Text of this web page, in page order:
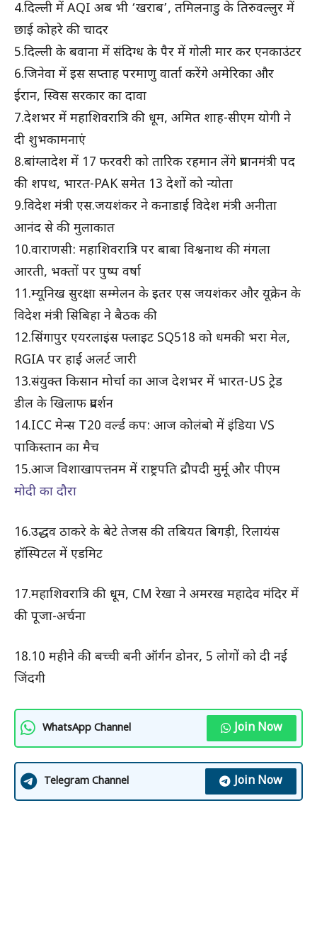
4.दिल्ली में AQI अब भी ‘खराब’, तमिलनाडु के तिरुवल्लुर में
छाई कोहरे की चादर
5.दिल्ली के बवाना में संदिग्ध के पैर में गोली मार कर एनकाउंटर
6.जिनेवा में इस सप्ताह परमाणु वार्ता करेंगे अमेरिका और
ईरान, स्विस सरकार का दावा
7.देशभर में महाशिवरात्रि की धूम, अमित शाह-सीएम योगी ने
दी शुभकामनाएं
8.बांग्लादेश में 17 फरवरी को तारिक रहमान लेंगे प्रधानमंत्री पद
की शपथ, भारत-PAK समेत 13 देशों को न्योता
9.विदेश मंत्री एस.जयशंकर ने कनाडाई विदेश मंत्री अनीता
आनंद से की मुलाकात
10.वाराणसी: महाशिवरात्रि पर बाबा विश्वनाथ की मंगला
आरती, भक्तों पर पुष्प वर्षा
11.म्यूनिख सुरक्षा सम्मेलन के इतर एस जयशंकर और यूक्रेन के
विदेश मंत्री सिबिहा ने बैठक की
12.सिंगापुर एयरलाइंस फ्लाइट SQ518 को धमकी भरा मेल,
RGIA पर हाई अलर्ट जारी
13.संयुक्त किसान मोर्चा का आज देशभर में भारत-US ट्रेड
डील के खिलाफ प्रदर्शन
14.ICC मेन्स T20 वर्ल्ड कप: आज कोलंबो में इंडिया VS
पाकिस्तान का मैच
15.आज विशाखापत्तनम में राष्ट्रपति द्रौपदी मुर्मू और पीएम
मोदी का दौरा
16.उद्धव ठाकरे के बेटे तेजस की तबियत बिगड़ी, रिलायंस
हॉस्पिटल में एडमिट
17.महाशिवरात्रि की धूम, CM रेखा ने अमरख महादेव मंदिर में
की पूजा-अर्चना
18.10 महीने की बच्ची बनी ऑर्गन डोनर, 5 लोगों को दी नई
जिंदगी
WhatsApp Channel Join Now
Telegram Channel Join Now